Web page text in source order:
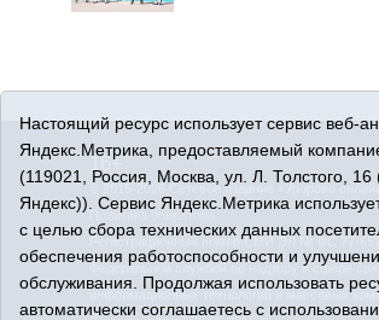
16+
© 2015-2026 Сетевое издание «Упорово
Политика оператора
Регистрационный номер СМИ ЭЛ № ФС 77-
Федеральной службой по надзору в сфере
информационных технологий и массовых
Настоящий ресурс использует сервис веб-
Яндекс.Метрика, предоставляемый
(119021, Россия, Москва, ул. Л. Толстого,
Яндекс)). Сервис Яндекс.Метрика
с целью сбора технических данных
обеспечения работоспособности и
обслуживания. Продолжая использовать
автоматически соглашаетесь с